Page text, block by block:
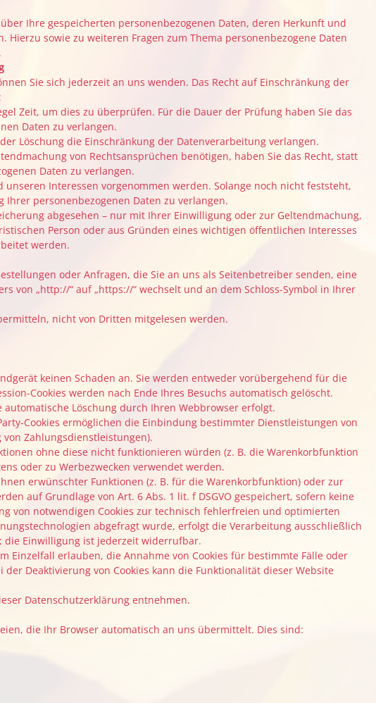
Ihre gespeicherten personenbezogenen Daten, deren Herkunft und
sowie zu weiteren Fragen zum Thema personenbezogene Daten
Sie sich jederzeit an uns wenden. Das Recht auf Einschränkung der
Zeit, um dies zu überprüfen. Für die Dauer der Prüfung haben Sie das
Daten zu verlangen.
Löschung die Einschränkung der Datenverarbeitung verlangen.
von Rechtsansprüchen benötigen, haben Sie das Recht, statt
Daten zu verlangen.
Interessen vorgenommen werden. Solange noch nicht feststeht,
personenbezogenen Daten zu verlangen.
abgesehen – nur mit Ihrer Einwilligung oder zur Geltendmachung,
Person oder aus Gründen eines wichtigen öffentlichen Interesses
werden.
oder Anfragen, die Sie an uns als Seitenbetreiber senden, eine
von „http://“ auf „https://“ wechselt und an dem Schloss-Symbol in Ihrer
nicht von Dritten mitgelesen werden.
keinen Schaden an. Sie werden entweder vorübergehend für die
Cookies werden nach Ende Ihres Besuchs automatisch gelöscht.
Löschung durch Ihren Webbrowser erfolgt.
Cookies ermöglichen die Einbindung bestimmter Dienstleistungen von
Zahlungsdienstleistungen).
ohne diese nicht funktionieren würden (z. B. die Warenkorbfunktion
oder zu Werbezwecken verwendet werden.
erwünschter Funktionen (z. B. für die Warenkorbfunktion) oder zur
auf Grundlage von Art. 6 Abs. 1 lit. f DSGVO gespeichert, sofern keine
von notwendigen Cookies zur technisch fehlerfreien und optimierten
abgefragt wurde, erfolgt die Verarbeitung ausschließlich
die Einwilligung ist jederzeit widerrufbar.
Einzelfall erlauben, die Annahme von Cookies für bestimmte Fälle oder
Deaktivierung von Cookies kann die Funktionalität dieser Website
Datenschutzerklärung entnehmen.
die Ihr Browser automatisch an uns übermittelt. Dies sind: